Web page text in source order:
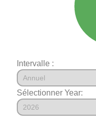
Intervalle :
Sélectionner Year: